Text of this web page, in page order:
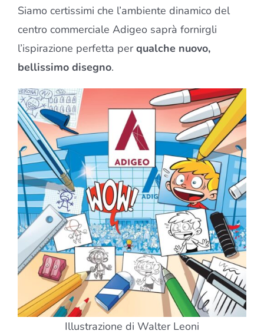
Siamo certissimi che l’ambiente dinamico del
centro commerciale Adigeo saprà fornirgli
l’ispirazione perfetta perqualche nuovo,
bellissimo disegno.
Illustrazione di Walter Leoni